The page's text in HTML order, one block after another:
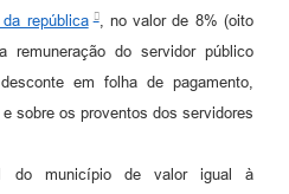
república , no valor de 8% (oito
remuneração do servidor público
em folha de pagamento,
sobre os proventos dos servidores
do município de valor igual à